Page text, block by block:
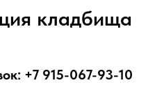
кладбища
+7 915-067-93-10